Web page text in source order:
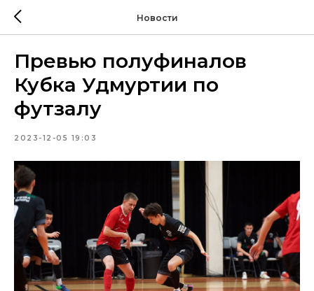
Новости
Превью полуфиналов
Кубка Удмуртии по
футзалу
2023-12-05 19:03